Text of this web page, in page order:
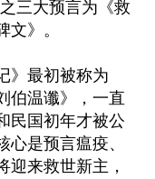
三大预言为《救
》。
》最初被称为
伯温谶》，一直
民国初年才被公
是预言瘟疫、
迎来救世新主，